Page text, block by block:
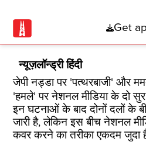
Get
न्यूज़लॉन्ड्री हिंदी
जेपी नड्डा पर 'पत्थरबाजी' और
'हमले' पर नेशनल मीडिया के दो सुर
इन घटनाओं के बाद दोनों दलों के
जारी है, लेकिन इस बीच नेशनल
कवर करने का तरीका एकदम जुदा